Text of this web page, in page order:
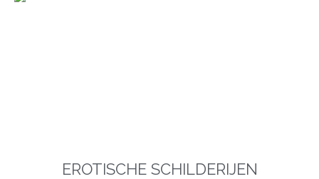
EROTISCHE SCHILDERIJEN